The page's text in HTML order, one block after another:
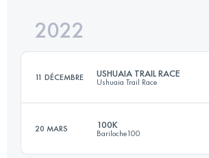
Connectez-vous pour voir l'UTMB
Connectez-vous pour voir l'UTMB
2022
11 DÉCEMBRE USHUAIA TRAIL RACE
Ushuaia Trail Race
20 MARS 100K
Bariloche100